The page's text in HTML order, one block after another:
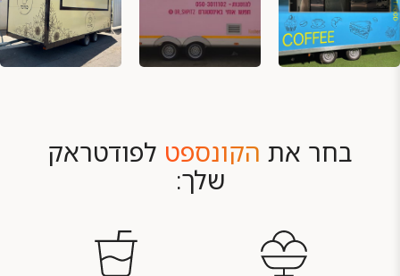
בחר את הקונספט לפודטראק
שלך: